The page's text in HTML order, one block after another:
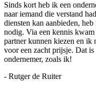
Sinds kort heb ik een
naar iemand die verstand
diensten kan aanbieden,
nodig. Via een kennis
partner kunnen kiezen en ik
voor een zacht prijsje. Dat
ondernemer, zoals ik!
- Rutger de Ruiter